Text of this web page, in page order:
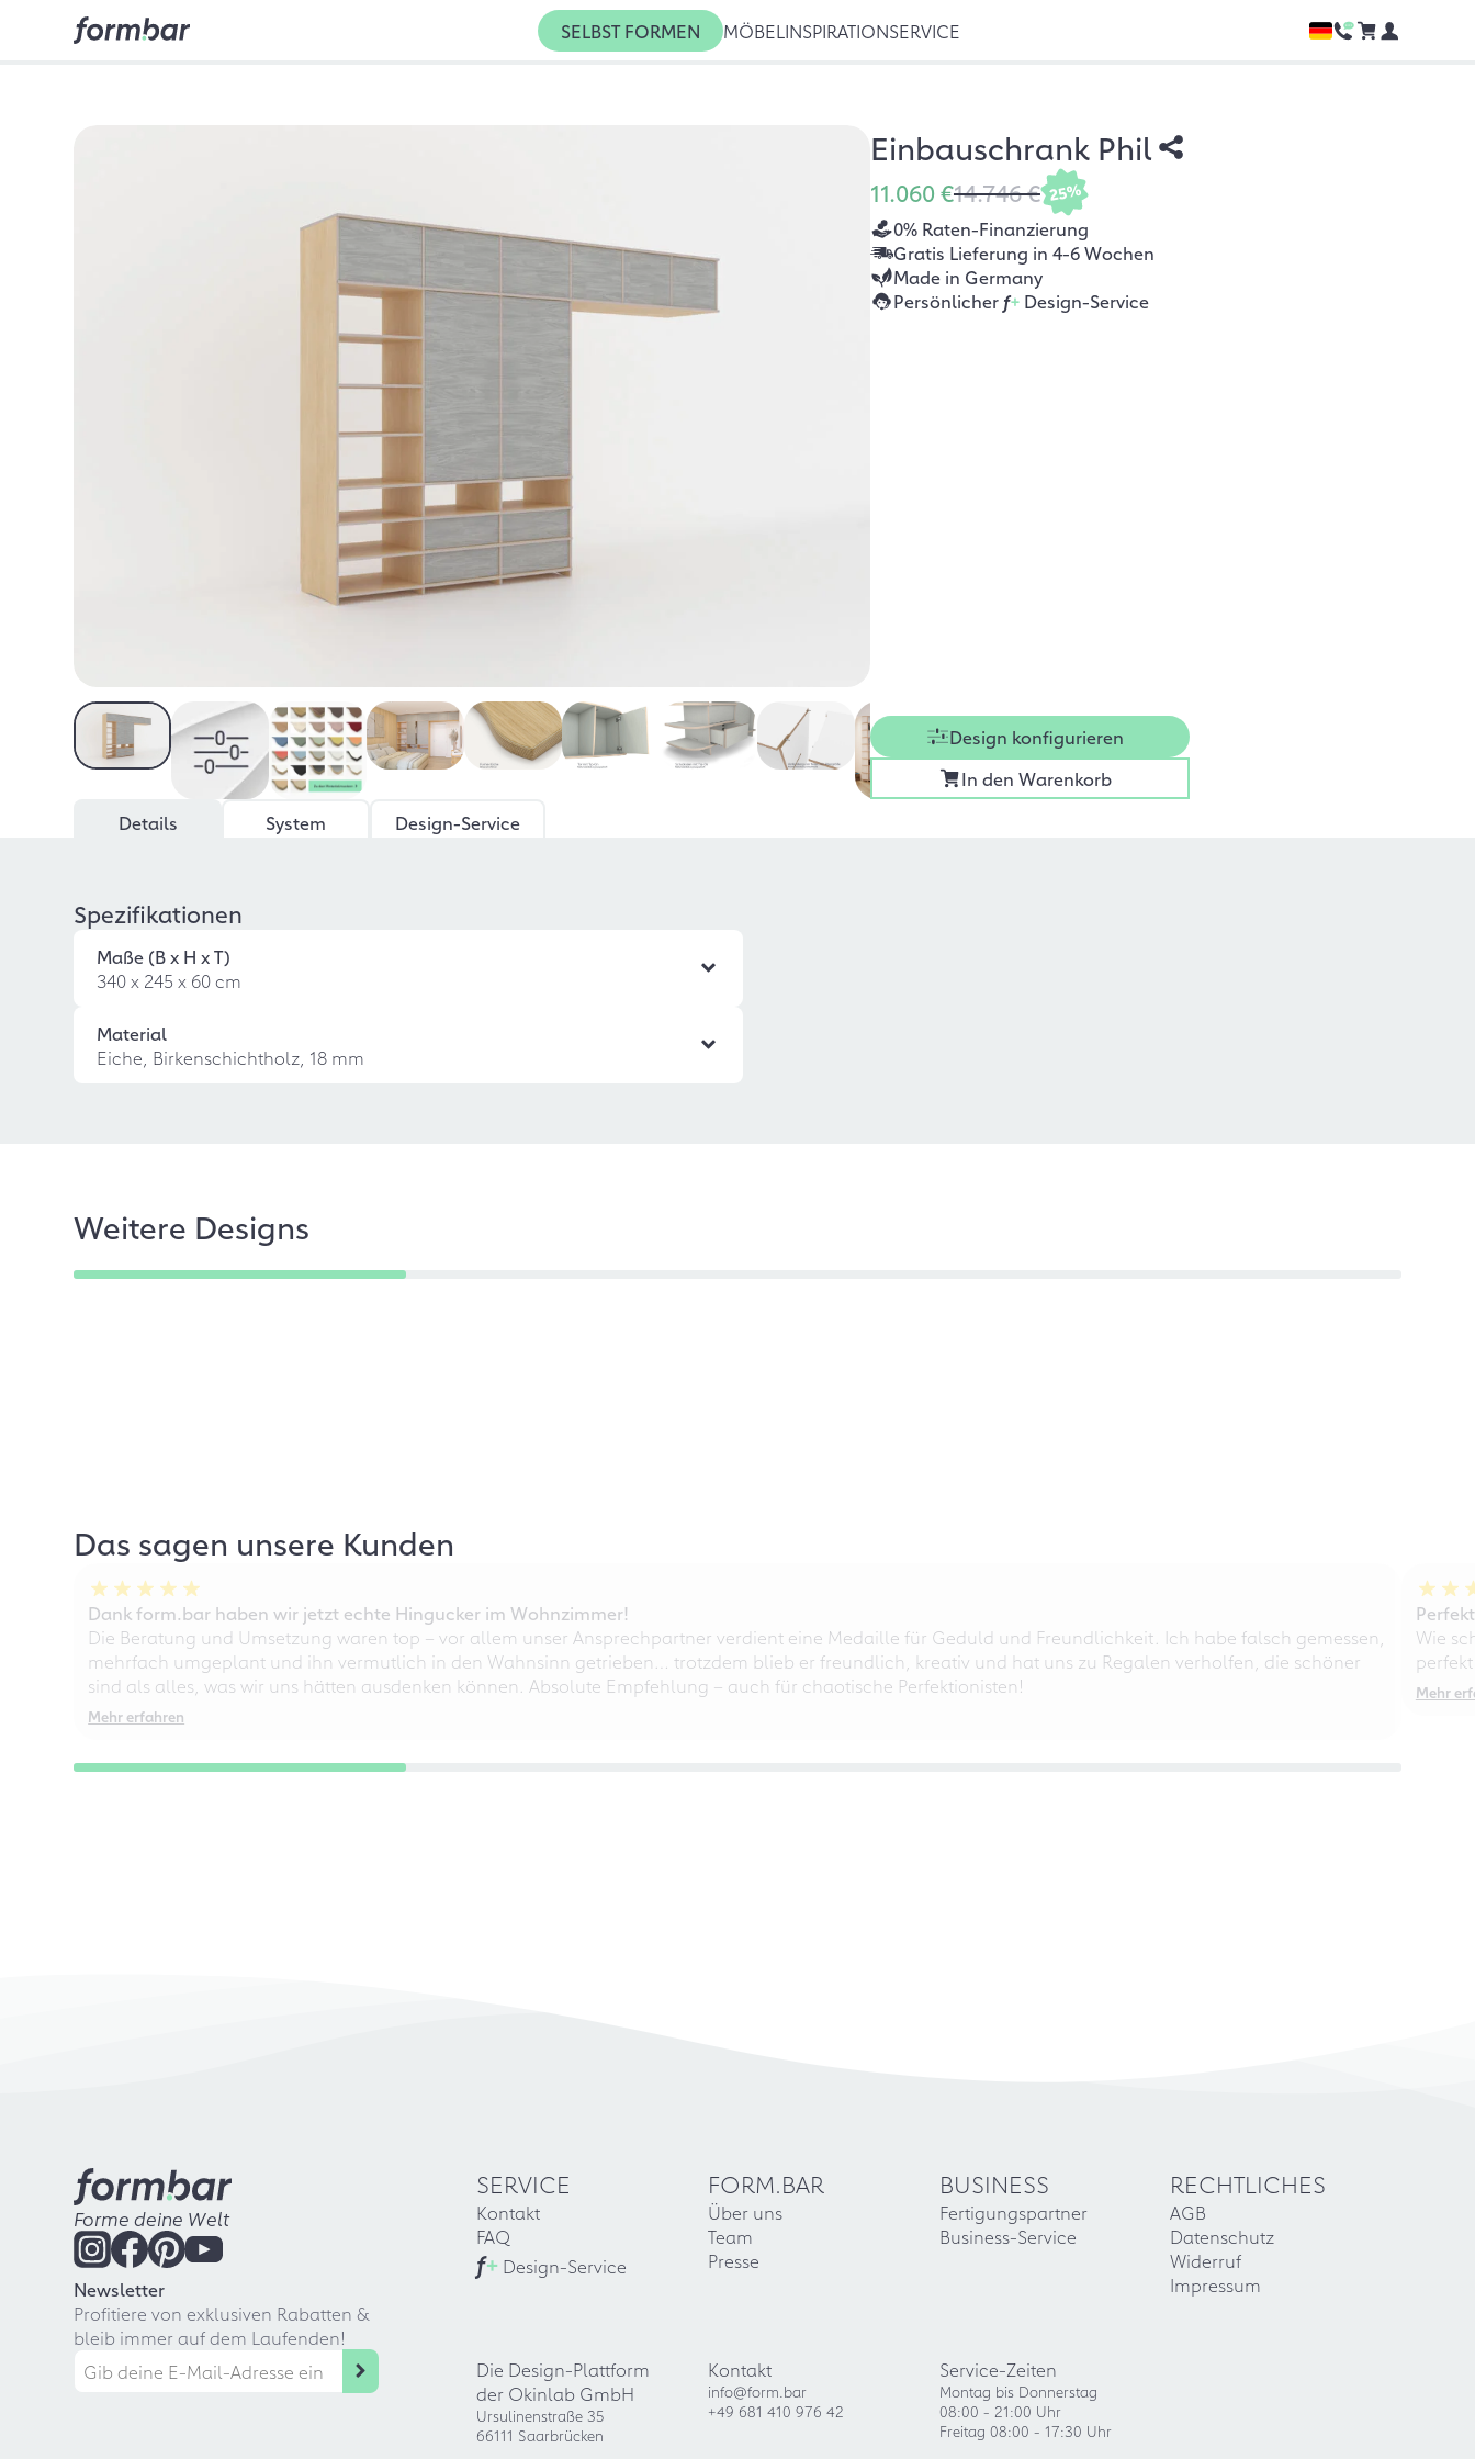
SELBST FORMEN MÖBEL INSPIRATIONSERVICE
Einbauschrank Phil
11.060 €14.746 € 25%
0% Raten-Finanzierung
Gratis Lieferung in 4-6 Wochen
Made in Germany
Persönlicher f+Design-Service
Design konfigurieren
In den Warenkorb
Details
System Design-Service
Spezifikationen
Maße (B x H x T)
340 x 245 x 60 cm
Material
Eiche, Birkenschichtholz, 18 mm
Weitere Designs
Das sagen unsere Kunden
Dank form.bar haben wir jetzt echte Hingucker im Wohnzimmer!
Die Beratung und Umsetzung waren top – vor allem unser Ansprechpartner verdient eine Medaille für Geduld und Freundlichkeit. Ich habe falsch gemessen,
mehrfach umgeplant und ihn vermutlich in den Wahnsinn getrieben… trotzdem blieb er freundlich, kreativ und hat uns zu Regalen verholfen, die schöner
sind als alles, was wir uns hätten ausdenken können. Absolute Empfehlung – auch für chaotische Perfektionisten!
Mehr erfahren
Wie
Mehr
Forme deine Welt
Newsletter
Profitiere von exklusiven Rabatten &
bleib immer auf dem Laufenden!
SERVICE
Kontakt
FAQ
f+ Design-Service
FORM.BAR
Über uns
Team
Presse
BUSINESS
Fertigungspartner
Business-Service
RECHTLICHES
AGB
Datenschutz
Widerruf
Impressum
Die Design-Plattform
der Okinlab GmbH
Ursulinenstraße 35
66111 Saarbrücken
Kontakt
info@form.bar
+49 681 410 976 42
Service-Zeiten
Montag bis Donnerstag
08:00 - 21:00 Uhr
Freitag 08:00 - 17:30 Uhr